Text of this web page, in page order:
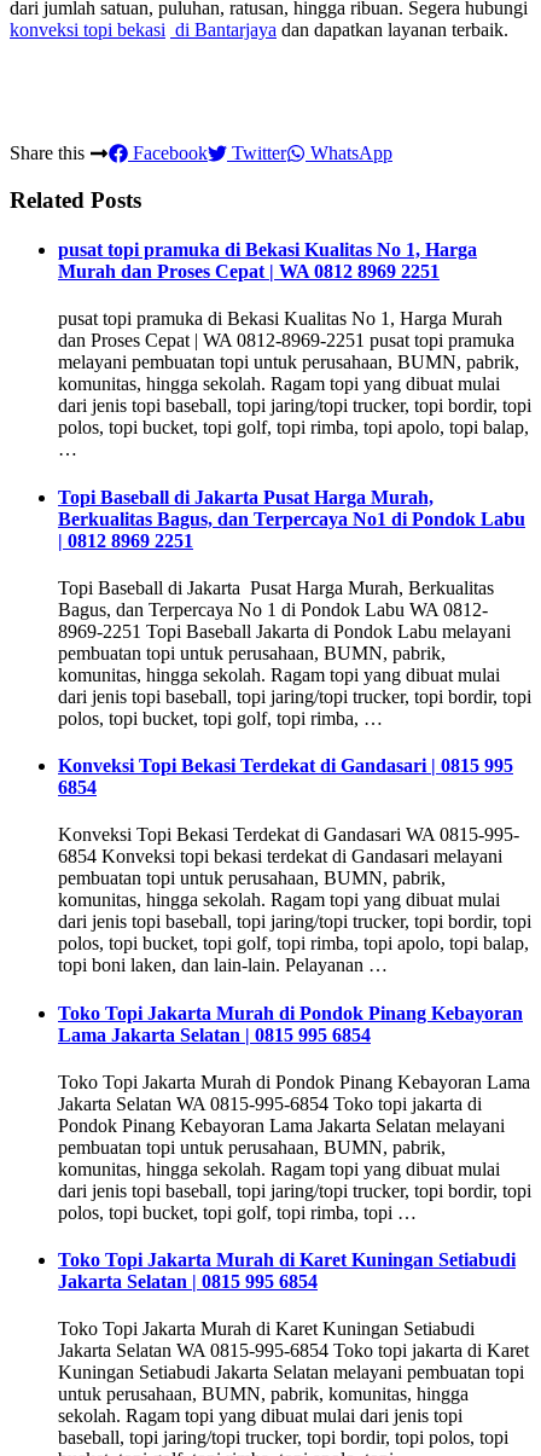
dari jumlah satuan, puluhan, ratusan, hingga ribuan. Segera hubungi
konveksi topi bekasi di Bantarjaya dan dapatkan layanan terbaik.
Share this Facebook Twitter WhatsApp
Related Posts
pusat topi pramuka di Bekasi Kualitas No 1, Harga
Murah dan Proses Cepat | WA 0812 8969 2251
pusat topi pramuka di Bekasi Kualitas No 1, Harga Murah
dan Proses Cepat | WA 0812-8969-2251 pusat topi pramuka
melayani pembuatan topi untuk perusahaan, BUMN, pabrik,
komunitas, hingga sekolah. Ragam topi yang dibuat mulai
dari jenis topi baseball, topi jaring/topi trucker, topi bordir, topi
polos, topi bucket, topi golf, topi rimba, topi apolo, topi balap,
…
Topi Baseball di Jakarta Pusat Harga Murah,
Berkualitas Bagus, dan Terpercaya No1 di Pondok Labu
| 0812 8969 2251
Topi Baseball di Jakarta Pusat Harga Murah, Berkualitas
Bagus, dan Terpercaya No 1 di Pondok Labu WA 0812-
8969-2251 Topi Baseball Jakarta di Pondok Labu melayani
pembuatan topi untuk perusahaan, BUMN, pabrik,
komunitas, hingga sekolah. Ragam topi yang dibuat mulai
dari jenis topi baseball, topi jaring/topi trucker, topi bordir, topi
polos, topi bucket, topi golf, topi rimba, …
Konveksi Topi Bekasi Terdekat di Gandasari | 0815 995
6854
Konveksi Topi Bekasi Terdekat di Gandasari WA 0815-995-
6854 Konveksi topi bekasi terdekat di Gandasari melayani
pembuatan topi untuk perusahaan, BUMN, pabrik,
komunitas, hingga sekolah. Ragam topi yang dibuat mulai
dari jenis topi baseball, topi jaring/topi trucker, topi bordir, topi
polos, topi bucket, topi golf, topi rimba, topi apolo, topi balap,
topi boni laken, dan lain-lain. Pelayanan …
Toko Topi Jakarta Murah di Pondok Pinang Kebayoran
Lama Jakarta Selatan | 0815 995 6854
Toko Topi Jakarta Murah di Pondok Pinang Kebayoran Lama
Jakarta Selatan WA 0815-995-6854 Toko topi jakarta di
Pondok Pinang Kebayoran Lama Jakarta Selatan melayani
pembuatan topi untuk perusahaan, BUMN, pabrik,
komunitas, hingga sekolah. Ragam topi yang dibuat mulai
dari jenis topi baseball, topi jaring/topi trucker, topi bordir, topi
polos, topi bucket, topi golf, topi rimba, topi …
Toko Topi Jakarta Murah di Karet Kuningan Setiabudi
Jakarta Selatan | 0815 995 6854
Toko Topi Jakarta Murah di Karet Kuningan Setiabudi
Jakarta Selatan WA 0815-995-6854 Toko topi jakarta di Karet
Kuningan Setiabudi Jakarta Selatan melayani pembuatan topi
untuk perusahaan, BUMN, pabrik, komunitas, hingga
sekolah. Ragam topi yang dibuat mulai dari jenis topi
baseball, topi jaring/topi trucker, topi bordir, topi polos, topi